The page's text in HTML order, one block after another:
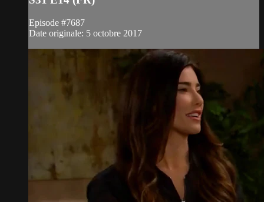
Episode #7687
Date originale: 5 octobre 2017